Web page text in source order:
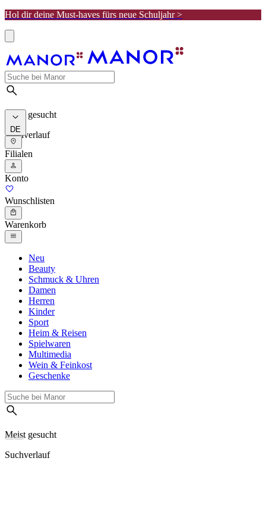
Hol dir deine Must-haves fürs neue Schuljahr >
Meist gesucht
Suchverlauf
DE
Filialen
Konto
Wunschlisten
Warenkorb
Neu
Beauty
Schmuck & Uhren
Damen
Herren
Kinder
Sport
Heim & Reisen
Spielwaren
Multimedia
Wein & Feinkost
Geschenke
Meist gesucht
Suchverlauf